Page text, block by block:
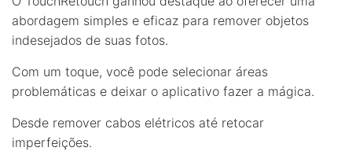
abordagem simples e eficaz para remover objetos
indesejados de suas fotos.
Com um toque, você pode selecionar áreas
problemáticas e deixar o aplicativo fazer a mágica.
Desde remover cabos elétricos até retocar
imperfeições.